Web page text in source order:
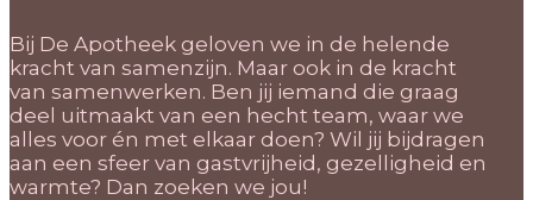
Bij De Apotheek geloven we in de helende
kracht van samenzijn. Maar ook in de kracht
van samenwerken. Ben jij iemand die graag
deel uitmaakt van een hecht team, waar we
alles voor én met elkaar doen? Wil jij bijdragen
aan een sfeer van gastvrijheid, gezelligheid en
warmte? Dan zoeken we jou!